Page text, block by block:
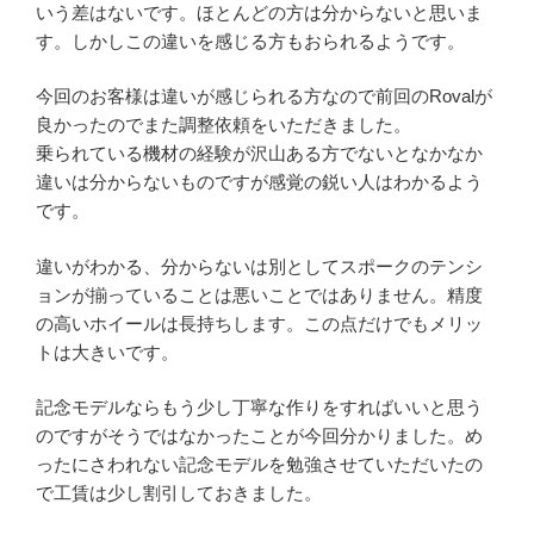
いう差はないです。ほとんどの方は分からないと思いま
す。しかしこの違いを感じる方もおられるようです。
今回のお客様は違いが感じられる方なので前回のRovalが
良かったのでまた調整依頼をいただきました。
乗られている機材の経験が沢山ある方でないとなかなか
違いは分からないものですが感覚の鋭い人はわかるよう
です。
違いがわかる、分からないは別としてスポークのテンシ
ョンが揃っていることは悪いことではありません。精度
の高いホイールは長持ちします。この点だけでもメリッ
トは大きいです。
記念モデルならもう少し丁寧な作りをすればいいと思う
のですがそうではなかったことが今回分かりました。め
ったにさわれない記念モデルを勉強させていただいたの
で工賃は少し割引しておきました。